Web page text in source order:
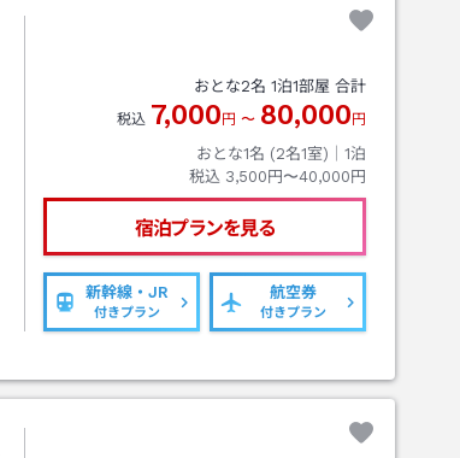
おとな2名 1泊1部屋 合計
税込 7,000 円 〜 80,000 円
おとな1名 (2名1室)｜ 1泊
税込 3,500円〜40,000円
宿泊プランを見る
新幹線・JR
付きプラン
航空券
付きプラン